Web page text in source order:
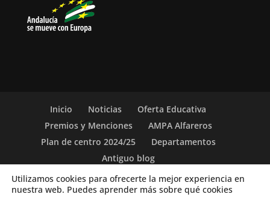
Inicio Noticias
Oferta Educativa
Premios y Menciones
AMPA Alfareros
Plan de centro 2024/25
Departamentos
Antiguo blog
(c) 2019-26. IES Vicente Aleixandre. Sevilla. c/ San
Utilizamos cookies para ofrecerte la mejor experiencia en
nuestra web. Puedes aprender más sobre qué cookies